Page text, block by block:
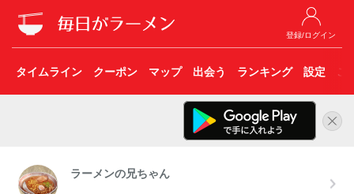
登録/ログイン
タイムライン クーポン マップ 出会う ランキング 設定 こ
ラーメンの兄ちゃん